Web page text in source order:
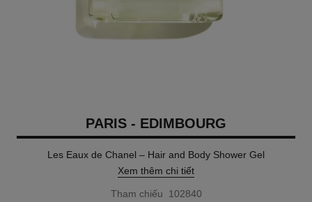
PARIS - EDIMBOURG
Les Eaux de Chanel – Hair and Body Shower Gel
Xem thêm chi tiết
Tham chiếu 102840